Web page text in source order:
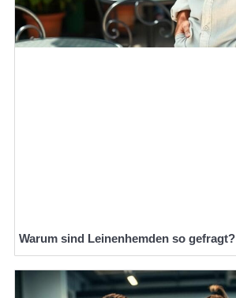
Warum sind Leinenhemden so gefragt?